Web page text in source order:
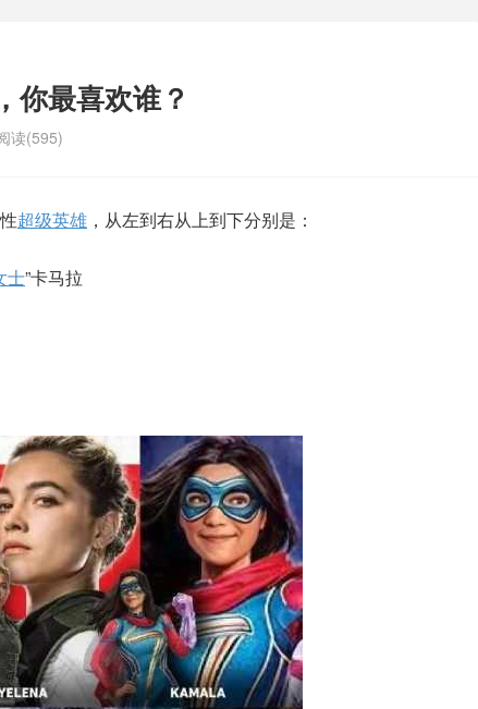
你最喜欢谁？
读(595)
超级英雄 ，从左到右从上到下分别是：
士”卡马拉